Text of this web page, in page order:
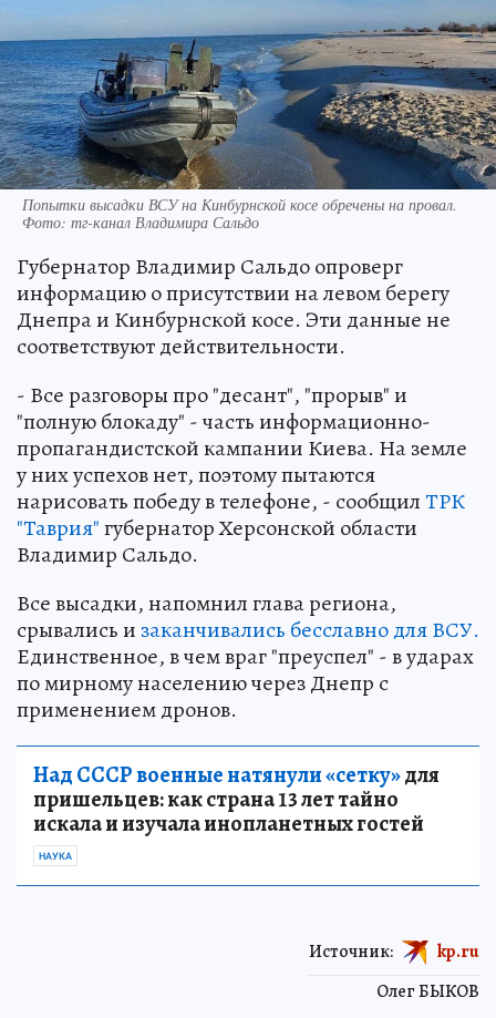
Попытки высадки ВСУ на Кинбурнской косе обречены на провал.
Фото: тг-канал Владимира Сальдо
Губернатор Владимир Сальдо опроверг
информацию о присутствии на левом берегу
Днепра и Кинбурнской косе. Эти данные не
соответствуют действительности.
- Все разговоры про "десант", "прорыв" и
"полную блокаду" - часть информационно-
пропагандистской кампании Киева. На земле
у них успехов нет, поэтому пытаются
нарисовать победу в телефоне, - сообщилТРК
"Таврия"губернатор Херсонской области
Владимир Сальдо.
Все высадки, напомнил глава региона,
срывались и заканчивались бесславно для ВСУ.
Единственное, в чем враг "преуспел" - в ударах
по мирному населению через Днепр с
применением дронов.
Над СССР военные натянули «сетку»для
пришельцев: как страна 13 лет тайно
искала и изучала инопланетных гостей
НАУКА
Олег БЫКОВ
Источник: kp.ru